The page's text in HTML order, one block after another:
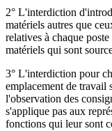
2° L'interdiction
matériels autres que
relatives à chaque
matériels qui sont
3° L'interdiction pour
emplacement de travail
l'observation des
s'applique pas aux
fonctions qui leur sont